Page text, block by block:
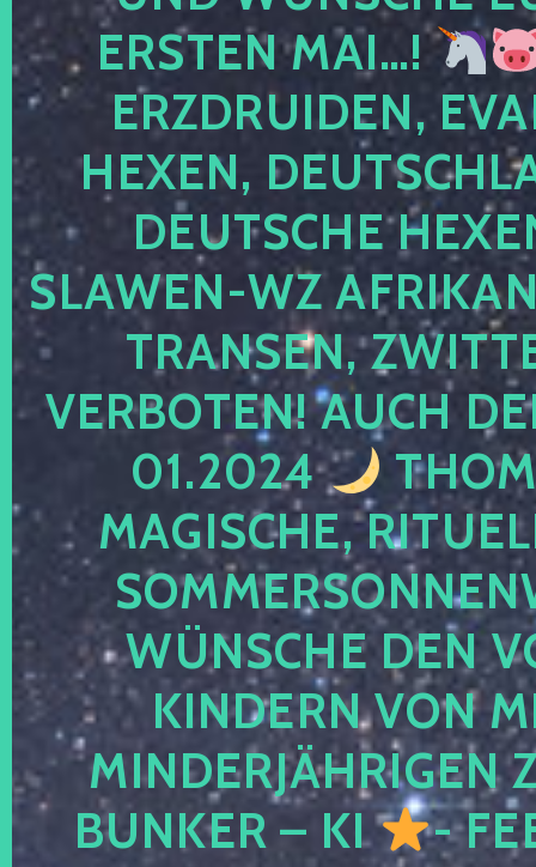
ERSTEN MAI…!
ERZDRUIDEN,
HEXEN,
DEUTSCHE
SLAWEN-WZ
TRANSEN,
VERBOTEN! AUCH
01.2024
MAGISCHE,
WÜNSCHE DEN
KINDERN VON
MINDERJÄHRIGEN
BUNKER – KI
-